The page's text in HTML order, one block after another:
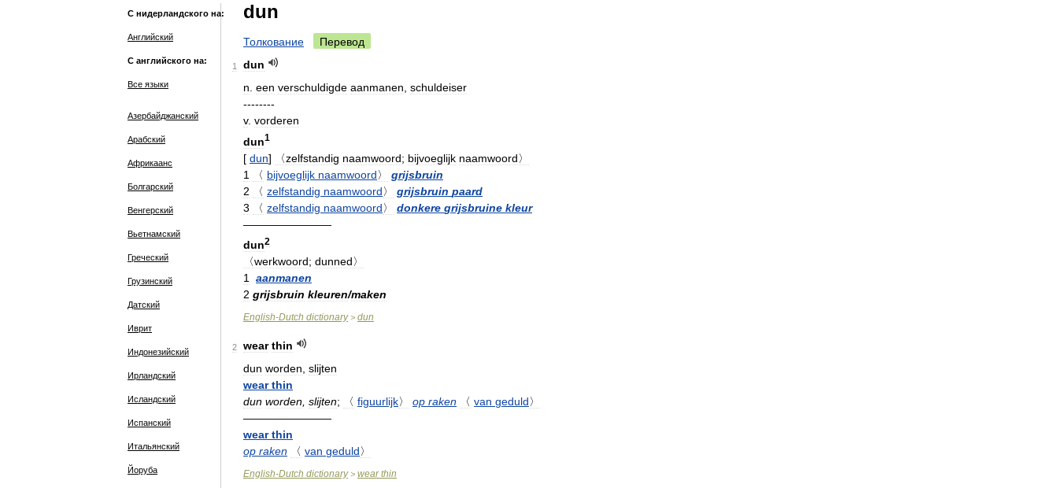
С нидерландского на:
Английский
С английского на:
Все языки
Азербайджанский
Арабский
Африкаанс
Болгарский
Венгерский
Вьетнамский
Греческий
Грузинский
Датский
Иврит
Индонезийский
Ирландский
Исландский
Испанский
Итальянский
Йоруба
dun
Толкование Перевод
1
dun
n een verschuldigde aanmanen schuldeiser
--------
v. vorderen
dun1
[ dun] 〈zelfstandig naamwoord; bijvoeglijk naamwoord〉
1
〈 bijvoeglijk naamwoord〉
grijsbruin
2
〈 zelfstandig naamwoord〉 grijsbruin paard
3
〈 zelfstandig naamwoord〉 donkere grijsbruine kleur
————————
dun2
〈werkwoord; dunned〉
1 aanmanen
2 grijsbruin kleuren/maken
English-Dutch dictionary> dun
2 wear thin
dun worden, slijten
wear thin
dun worden, slijten; 〈 figuurlijk〉 op raken 〈 van geduld〉
————————
wear thin
op raken 〈 van geduld〉
English-Dutch dictionary> wear thin